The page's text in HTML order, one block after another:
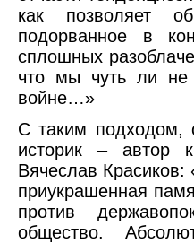
как позволяет
подорванное в
сплошных
что мы чуть ли не
войне…»
С таким подходом,
историк – автор
Вячеслав
приукрашенная
против
общество.